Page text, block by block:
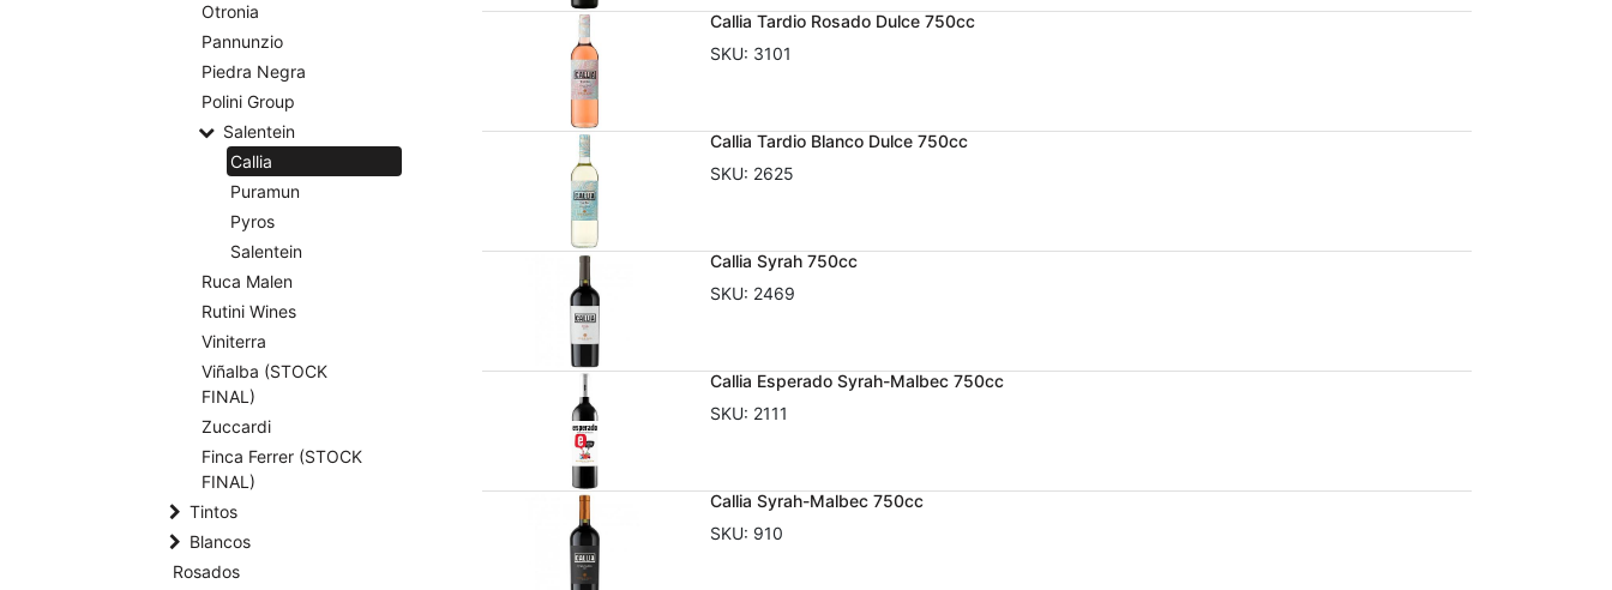
Otronia
Pannunzio
Piedra Negra
Polini Group
Salentein
Callia
Puramun
Pyros
Salentein
Ruca Malen
Rutini Wines
Viniterra
Viñalba (STOCK
FINAL)
Zuccardi
Finca Ferrer (STOCK
FINAL)
Tintos
Blancos
Rosados
Callia Tardio Rosado Dulce 750cc
SKU: 3101
Callia Tardio Blanco Dulce 750cc
SKU: 2625
Callia Syrah 750cc
SKU: 2469
Callia Esperado Syrah-Malbec 750cc
SKU: 2111
Callia Syrah-Malbec 750cc
SKU: 910